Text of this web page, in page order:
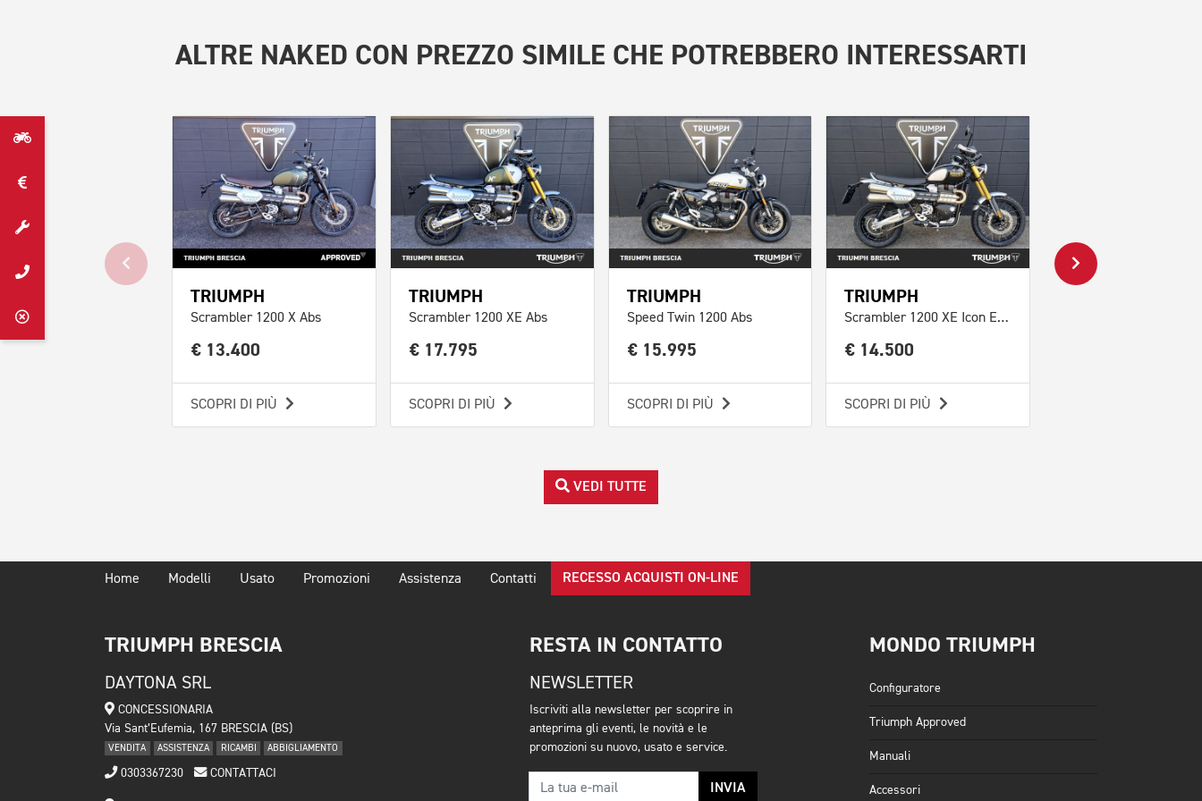
ALTRE NAKED CON PREZZO SIMILE CHE POTREBBERO INTERESSARTI
TRIUMPH
Scrambler 1200 X Abs
€ 13.400
SCOPRI DI PIÙ
TRIUMPH
Scrambler 1200 XE Abs
€ 17.795
SCOPRI DI PIÙ
TRIUMPH
Speed Twin 1200 Abs
€ 15.995
SCOPRI DI PIÙ
TRIUMPH
Scrambler 1200 XE Icon Edition Abs
€ 14.500
SCOPRI DI PIÙ
VEDI TUTTE
Home Modelli Usato Promozioni Assistenza Contatti RECESSO ACQUISTI ON-LINE
TRIUMPH BRESCIA
DAYTONA SRL
CONCESSIONARIA
Via Sant’Eufemia, 167 BRESCIA (BS)
VENDITA ASSISTENZA RICAMBI ABBIGLIAMENTO
0303367230 CONTATTACI
RESTA IN CONTATTO
NEWSLETTER
Iscriviti alla newsletter per scoprire in
anteprima gli eventi, le novità e le
promozioni su nuovo, usato e service.
INVIA
MONDO TRIUMPH
Configuratore
Triumph Approved
Manuali
Accessori